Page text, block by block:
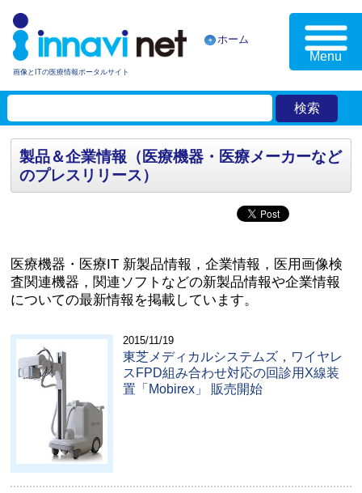
画像とITの医療情報ポータルサイト
ホーム
Menu
製品＆企業情報（医療機器・医療メーカーなど
のプレスリリース）
医療機器・医療IT 新製品情報，企業情報，医用画像検
査関連機器，関連ソフトなどの新製品情報や企業情報
についての最新情報を掲載しています。
2015/11/19
東芝メディカルシステムズ，ワイヤレ
スFPD組み合わせ対応の回診用X線装
置「Mobirex」 販売開始